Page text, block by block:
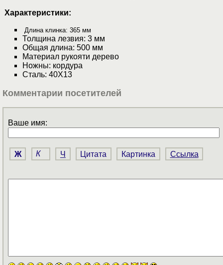
Характеристики:
Длина клинка: 365 мм
Толщина лезвия: 3 мм
Общая длина: 500 мм
Материал рукояти дерево
Ножны: кордура
Сталь: 40Х13
Комментарии посетителей
Ваше имя:
Ж К Ч Цитата Картинка Ссылка